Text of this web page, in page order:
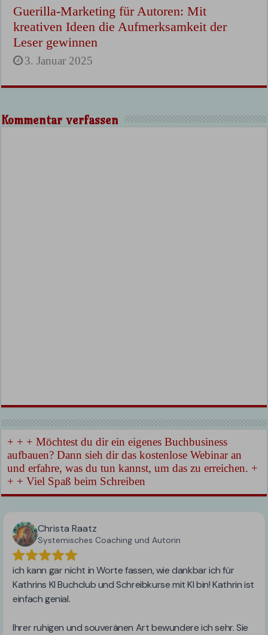
Guerilla-Marketing für Autoren: Mit
kreativen Ideen die Aufmerksamkeit der
Leser gewinnen
3. Januar 2025
Kommentar verfassen
+ + + Möchtest du dir ein eigenes Buchbusiness
aufbauen? Dann sieh dir das kostenlose Webinar an
und erfahre, was du tun kannst, um das zu erreichen. +
+ + Viel Spaß beim Schreiben